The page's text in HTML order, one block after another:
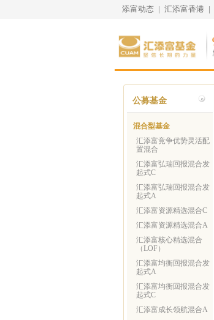
添富动态 | 汇添富香港 |
公募基金
混合型基金
汇添富竞争优势灵活配
置混合
汇添富弘瑞回报混合发
起式C
汇添富弘瑞回报混合发
起式A
汇添富资源精选混合C
汇添富资源精选混合A
汇添富核心精选混合
（LOF）
汇添富均衡回报混合发
起式A
汇添富均衡回报混合发
起式C
汇添富成长领航混合A